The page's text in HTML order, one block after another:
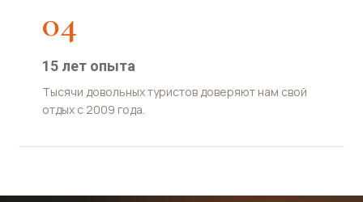
04
15 лет опыта
Тысячи довольных туристов доверяют нам свой
отдых с 2009 года.